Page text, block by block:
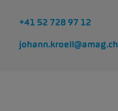
+41 52 728 97 12
johann.kroell@amag.ch